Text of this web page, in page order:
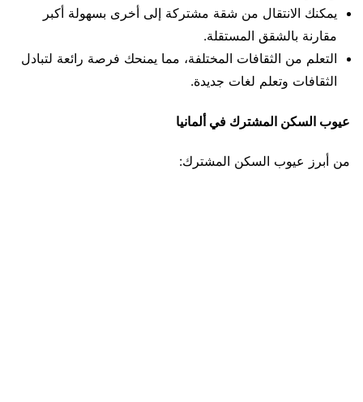
يمكنك الانتقال من شقة مشتركة إلى أخرى بسهولة أكبر
مقارنة بالشقق المستقلة.
التعلم من الثقافات المختلفة، مما يمنحك فرصة رائعة لتبادل
الثقافات وتعلم لغات جديدة.
عيوب السكن المشترك في ألمانيا
من أبرز عيوب السكن المشترك: